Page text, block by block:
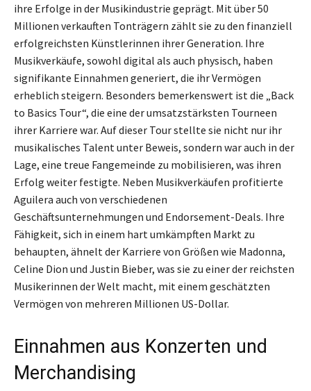
ihre Erfolge in der Musikindustrie geprägt. Mit über 50
Millionen verkauften Tonträgern zählt sie zu den finanziell
erfolgreichsten Künstlerinnen ihrer Generation. Ihre
Musikverkäufe, sowohl digital als auch physisch, haben
signifikante Einnahmen generiert, die ihr Vermögen
erheblich steigern. Besonders bemerkenswert ist die „Back
to Basics Tour“, die eine der umsatzstärksten Tourneen
ihrer Karriere war. Auf dieser Tour stellte sie nicht nur ihr
musikalisches Talent unter Beweis, sondern war auch in der
Lage, eine treue Fangemeinde zu mobilisieren, was ihren
Erfolg weiter festigte. Neben Musikverkäufen profitierte
Aguilera auch von verschiedenen
Geschäftsunternehmungen und Endorsement-Deals. Ihre
Fähigkeit, sich in einem hart umkämpften Markt zu
behaupten, ähnelt der Karriere von Größen wie Madonna,
Celine Dion und Justin Bieber, was sie zu einer der reichsten
Musikerinnen der Welt macht, mit einem geschätzten
Vermögen von mehreren Millionen US-Dollar.
Einnahmen aus Konzerten und
Merchandising